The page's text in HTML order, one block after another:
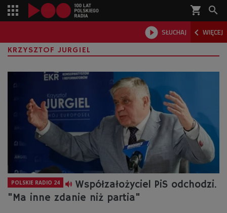
shopping_cart 
 SŁUCHAJ  WIĘCEJ

KRZYSZTOF JURGIEL
POLSKIE RADIO 24
Współzałożyciel PiS odchodzi.
"Ma inne zdanie niż partia"